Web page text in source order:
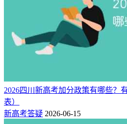
2026上海高考报名表模板下载（电
2026上海高考报名表模板下载（电
上海市大学排名2025最新排名表（
2026四川新高考加分政策有哪些？
表）
新高考答疑 2026-06-15